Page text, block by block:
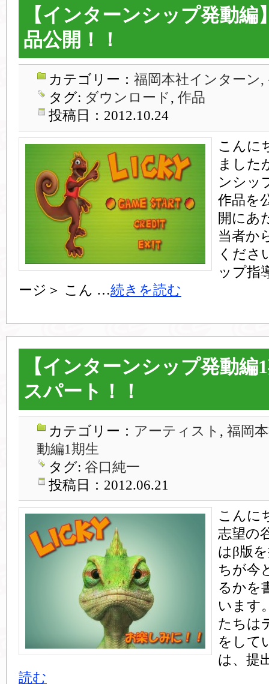
【インターンシップ発動編
品公開！！
カテゴリー： 福岡本社インターン,
タグ: ダウンロード , 作品
投稿日：2012.10.24
こんに
ました
ンシッ
作品を
開にあ
当者か
くださ
ップ指
ージ＞ こん …続きを読む
【インターンシップ発動編
スパート！！
カテゴリー： アーティスト , 福岡
動編1期生
タグ: 谷口純一
投稿日：2012.06.21
こんに
志望の
はβ版
ちが今
るかを
います
たちは
をして
は、提
読む